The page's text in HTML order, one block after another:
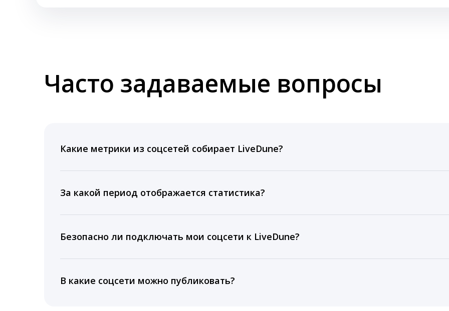
Часто задаваемые вопросы
Какие метрики из соцсетей собирает LiveDune?
время для публикации, показываем лучшие посты и присылаем автоматические отчеты с
За какой период отображается статистика?
подключении тарифа Блогер. При оплате тарифа Бизнес отображаются сведения за 3 года, а
5 лет.
Безопасно ли подключать мои соцсети к LiveDune?
информацию третьим лицам.
В какие соцсети можно публиковать?